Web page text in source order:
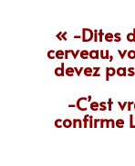
« -Dites
cerveau,
devez
-C’est
confirme